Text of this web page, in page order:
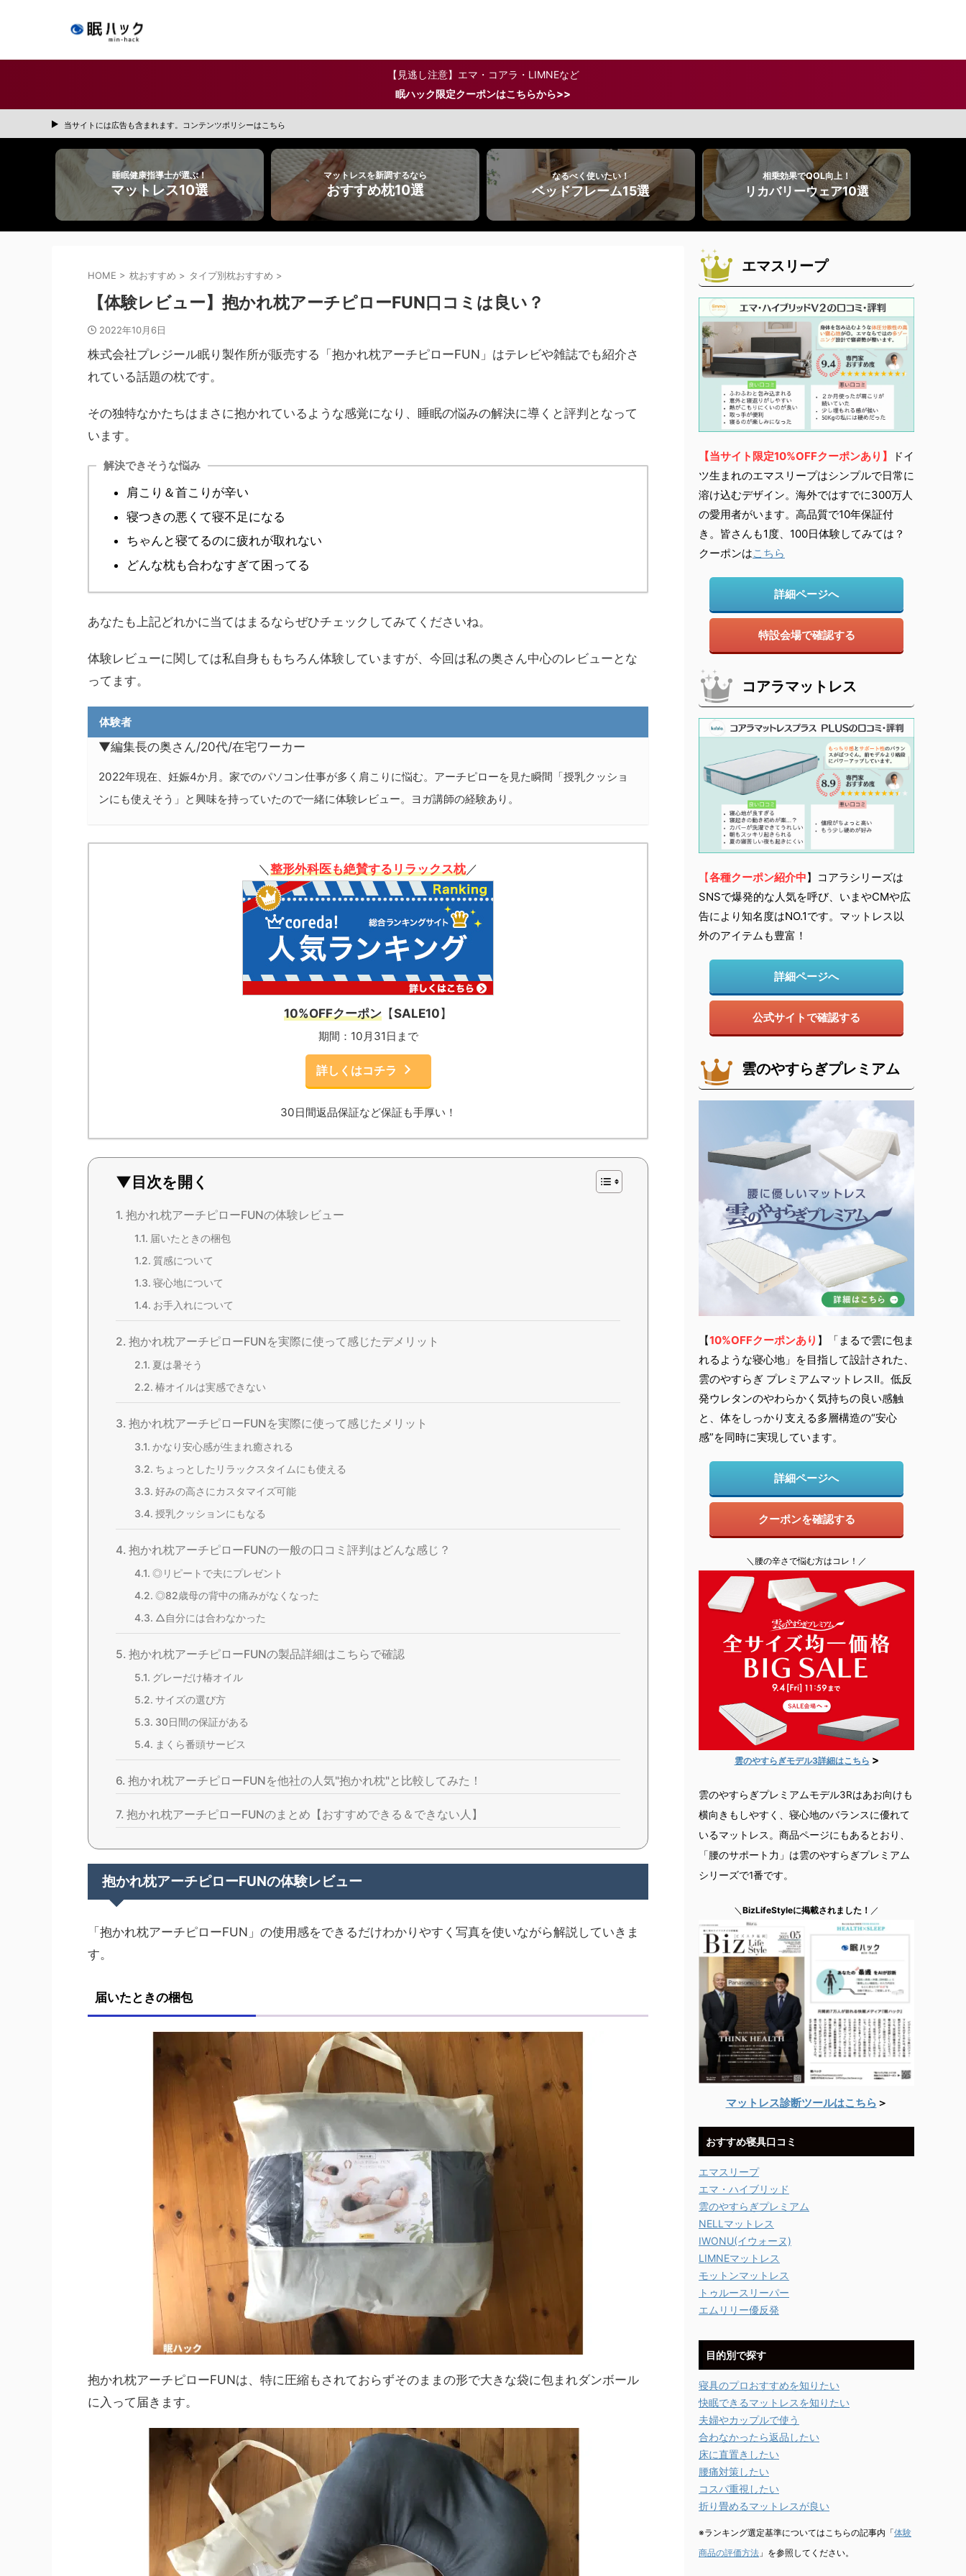
【見逃し注意】エマ・コアラ・LIMNEなど
眠ハック限定クーポンはこちらから>>
当サイトには広告も含まれます。コンテンツポリシーはこちら
睡眠健康指導士が選ぶ！
マットレス10選
マットレスを新調するなら
おすすめ枕10選
なるべく使いたい！
ベッドフレーム15選
相乗効果でQOL向上！
リカバリーウェア10選
HOME > 枕おすすめ > タイプ別枕おすすめ >
【体験レビュー】抱かれ枕アーチピローFUN口コミは良い？
2022年10月6日
株式会社プレジール眠り製作所が販売する「抱かれ枕アーチピローFUN」はテレビや雑誌でも紹介さ
れている話題の枕です。
その独特なかたちはまさに抱かれているような感覚になり、睡眠の悩みの解決に導くと評判となって
います。
解決できそうな悩み
肩こり＆首こりが辛い
寝つきの悪くて寝不足になる
ちゃんと寝てるのに疲れが取れない
どんな枕も合わなすぎて困ってる
あなたも上記どれかに当てはまるならぜひチェックしてみてくださいね。
体験レビューに関しては私自身ももちろん体験していますが、今回は私の奥さん中心のレビューとな
ってます。
体験者
▼編集長の奥さん/20代/在宅ワーカー
2022年現在、妊娠4か月。家でのパソコン仕事が多く肩こりに悩む。アーチピローを見た瞬間「授乳クッショ
ンにも使えそう」と興味を持っていたので一緒に体験レビュー。ヨガ講師の経験あり。
＼ 整形外科医も絶賛するリラックス枕／
10%OFFクーポン 【SALE10】
期間：10月31日まで
詳しくはコチラ
30日間返品保証など保証も手厚い！
▼目次を開く
抱かれ枕アーチピローFUNの体験レビュー
届いたときの梱包
質感について
寝心地について
お手入れについて
抱かれ枕アーチピローFUNを実際に使って感じたデメリット
夏は暑そう
椿オイルは実感できない
抱かれ枕アーチピローFUNを実際に使って感じたメリット
かなり安心感が生まれ癒される
ちょっとしたリラックスタイムにも使える
好みの高さにカスタマイズ可能
授乳クッションにもなる
抱かれ枕アーチピローFUNの一般の口コミ評判はどんな感じ？
◎リピートで夫にプレゼント
◎82歳母の背中の痛みがなくなった
△自分には合わなかった
抱かれ枕アーチピローFUNの製品詳細はこちらで確認
グレーだけ椿オイル
サイズの選び方
30日間の保証がある
まくら番頭サービス
抱かれ枕アーチピローFUNを他社の人気"抱かれ枕"と比較してみた！
抱かれ枕アーチピローFUNのまとめ【おすすめできる＆できない人】
抱かれ枕アーチピローFUNの体験レビュー
「抱かれ枕アーチピローFUN」の使用感をできるだけわかりやすく写真を使いながら解説していきま
す。
届いたときの梱包
抱かれ枕アーチピローFUNは、特に圧縮もされておらずそのままの形で大きな袋に包まれダンボール
に入って届きます。
エマスリープ
【当サイト限定10%OFFクーポンあり】
ドイ
ツ生まれのエマスリープはシンプルで日常に
溶け込むデザイン。海外ではすでに300万人
の愛用者がいます。高品質で10年保証付
き。皆さんも1度、100日体験してみては？
クーポンはこちら
詳細ページへ
特設会場で確認する
コアラマットレス
【各種クーポン紹介中】コアラシリーズは
SNSで爆発的な人気を呼び、いまやCMや広
告により知名度はNO.1です。マットレス以
外のアイテムも豊富！
詳細ページへ
公式サイトで確認する
雲のやすらぎプレミアム
【10%OFFクーポンあり 】「まるで雲に包ま
れるような寝心地」を目指して設計された、
雲のやすらぎ プレミアムマットレスⅡ。低反
発ウレタンのやわらかく気持ちの良い感触
と、体をしっかり支える多層構造の“安心
感”を同時に実現しています。
詳細ページへ
クーポンを確認する
＼腰の辛さで悩む方はコレ！／
雲のやすらぎモデル3詳細はこちら >
雲のやすらぎプレミアムモデル3Rはあお向けも
横向きもしやすく、寝心地のバランスに優れて
いるマットレス。商品ページにもあるとおり、
「腰のサポート力」は雲のやすらぎプレミアム
シリーズで1番です。
＼ BizLifeStyleに掲載されました！ ／
マットレス診断ツールはこちら ＞
おすすめ寝具口コミ
エマスリープ
エマ・ハイブリッド
雲のやすらぎプレミアム
NELLマットレス
IWONU(イウォーヌ)
LIMNEマットレス
モットンマットレス
トゥルースリーパー
エムリリー優反発
目的別で探す
寝具のプロおすすめを知りたい
快眠できるマットレスを知りたい
夫婦やカップルで使う
合わなかったら返品したい
床に直置きしたい
腰痛対策したい
コスパ重視したい
折り畳めるマットレスが良い
※ランキング選定基準についてはこちらの記事内「体験
商品の評価方法 」を参照してください。